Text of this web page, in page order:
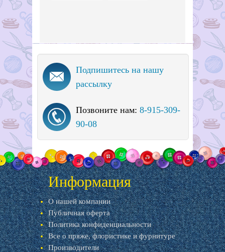
Подпишитесь на нашу
рассылку
Позвоните нам: 8-915-309-
90-08
Информация
О нашей компании
Публичная оферта
Политика конфиденциальности
Все о пряже, флористике и фурнитуре
Производители